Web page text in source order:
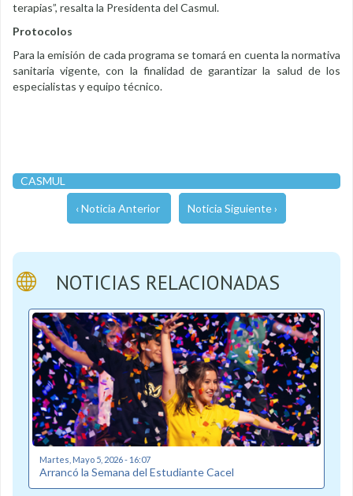
terapias”, resalta la Presidenta del Casmul.
Protocolos
Para la emisión de cada programa se tomará en cuenta la normativa
sanitaria vigente, con la finalidad de garantizar la salud de los
especialistas y equipo técnico.
CASMUL
‹ Noticia Anterior Noticia Siguiente ›
NOTICIAS RELACIONADAS
Martes, Mayo 5, 2026 - 16:07
Arrancó la Semana del Estudiante Cacel